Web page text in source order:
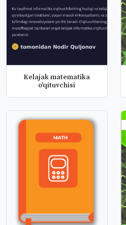
Kelajak matematika
o'qituvchisi